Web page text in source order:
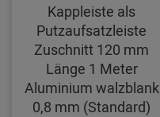
Kappleiste als
Putzaufsatzleiste
Zuschnitt 120 mm
Länge 1 Meter
Aluminium walzblank
0,8 mm (Standard)